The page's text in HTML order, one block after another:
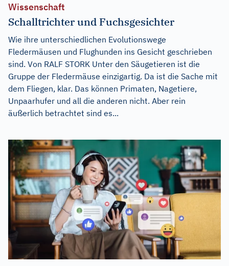
Wissenschaft
Schalltrichter und Fuchsgesichter
Wie ihre unterschiedlichen Evolutionswege
Fledermäusen und Flughunden ins Gesicht geschrieben
sind. Von RALF STORK Unter den Säugetieren ist die
Gruppe der Fledermäuse einzigartig. Da ist die Sache mit
dem Fliegen, klar. Das können Primaten, Nagetiere,
Unpaarhufer und all die anderen nicht. Aber rein
äußerlich betrachtet sind es...